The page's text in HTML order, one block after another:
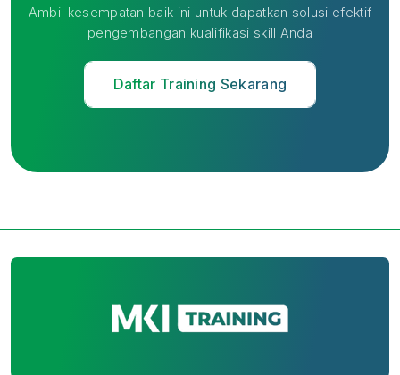
Ambil kesempatan baik ini untuk dapatkan solusi efektif
pengembangan kualifikasi skill Anda
Daftar Training Sekarang